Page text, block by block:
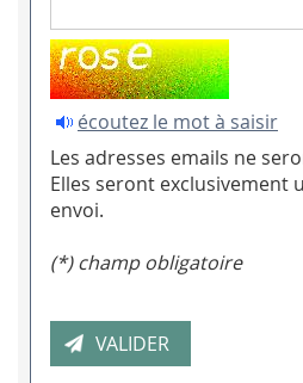
écoutez le mot à saisir
Les adresses emails ne
Elles seront exclusivement
envoi.
(*) champ obligatoire